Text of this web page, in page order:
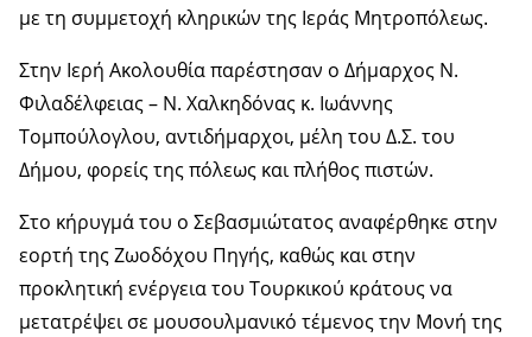
με τη συμμετοχή κληρικών της Ιεράς Μητροπόλεως.
Στην Ιερή Ακολουθία παρέστησαν ο Δήμαρχος Ν.
Φιλαδέλφειας – Ν. Χαλκηδόνας κ. Ιωάννης
Τομπούλογλου, αντιδήμαρχοι, μέλη του Δ.Σ. του
Δήμου, φορείς της πόλεως και πλήθος πιστών.
Στο κήρυγμά του ο Σεβασμιώτατος αναφέρθηκε στην
εορτή της Ζωοδόχου Πηγής, καθώς και στην
προκλητική ενέργεια του Τουρκικού κράτους να
μετατρέψει σε μουσουλμανικό τέμενος την Μονή της